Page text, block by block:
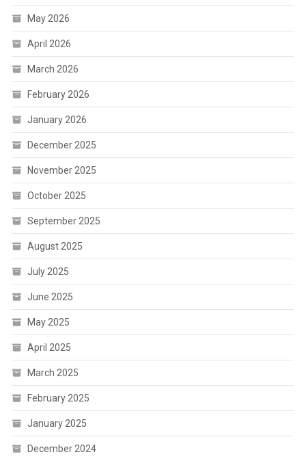
May 2026
April 2026
March 2026
February 2026
January 2026
December 2025
November 2025
October 2025
September 2025
August 2025
July 2025
June 2025
May 2025
April 2025
March 2025
February 2025
January 2025
December 2024